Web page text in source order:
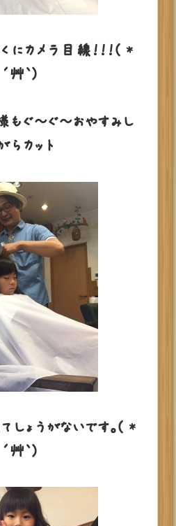
にカメラ目線！！！( *
´艸｀)
ぐ～ぐ～おやすみし
らカット
しょうがないです。( *
´艸｀)